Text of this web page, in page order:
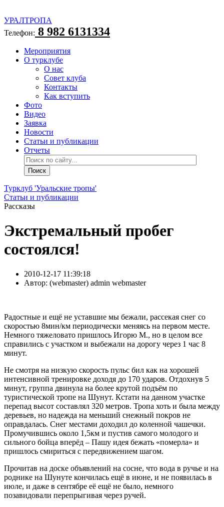
УРАЛТРОПА
Телефон: 8 982 6131334
Мероприятия
О турклубе
О нас
Совет клуба
Контакты
Как вступить
Фото
Видео
Заявка
Новости
Статьи и публикации
Отчеты
Турклуб 'Уральские тропы'
Статьи и публикации
Рассказы
Экстремальный пробег
состоялся!
2010-12-17 11:39:18
Автор: ( webmaster) admin webmaster
Радостные и ещё не уставшие мы бежали, рассекая снег со
скоростью 8мин/км периодически меняясь на первом месте.
Немного тяжеловато пришлось Игорю М., но в целом все
справились с участком и выбежали на дорогу через 1 час 8
минут.
Не смотря на низкую скорость пульс бил как на хорошей
интенсивной тренировке доходя до 170 ударов. Отдохнув 5
минут, группа двинула на более крутой подъём по
туристической тропе на Шунут. Кстати на данном участке
перепад высот составлял 320 метров. Тропа хоть и была между
деревьев, но надежда на меньший снежный покров не
оправдалась. Снег местами доходил до коленной чашечки.
Промучившись около 1,5км и пустив самого молодого и
сильного бойца вперёд – Пашу идея бежать «померла» и
пришлось смириться с передвижением шагом.
Прочитав на доске объявлений на сосне, что вода в ручье и на
роднике на Шунуте кончилась ещё в июне, и не появилась в
июле, и даже в сентябре её ещё не было, немного
позавидовали перепрыгивая через ручей.